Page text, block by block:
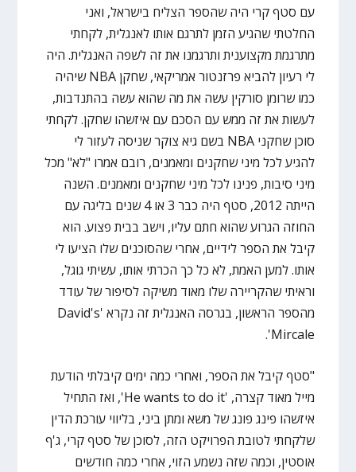
עם סטף קרי היה שהספר הצליח בישראל, ואני
החלטתי שהגיע הזמן לתרגם אותו לאנגלית, לקחתי
מתרגמת מקצוענית ותרגמנו את זה לשפה האנגלית. היה
לי רעיון להביא פרזנטור אמריקאי, שחקן NBA שיהיה
כמו שרומן סורקין עשה את מה שהוא עשה בהתנדבות,
לעשות את זה ממש עם הסכם עם איזשהו שחקן. לקחתי
סוכן שחקני NBA בשם גיא צוקר שניסה לעזור לי
להגיע לכל מיני שחקנים ומאמנים, רובם אמרו "לא" מכל
מיני סיבות, פנינו לכל מיני שחקנים ומאמנים. השנה
הייתה 2012, סטף היה כבר 3 או 4 שנים בליגה עם
החוזה הגרוע שהוא חתם עליו, וישב בבית פצוע. הוא
קיבל את הספר לידיים, אחרי שהסוכנים שלו הציעו לי
אותו. למען האמת, לא כל כך הכרתי אותו, עשיתי גוגל,
וראיתי שהקריירה שלו מאוד משיקה לסיפור של עודד
מהספר הראשון, בגרסה האנגלית זה נקרא 'David's
Mircale'.
"סטף קיבל את הספר, ואחרי כמה ימים קיבלתי הודעת
מייל מאוד קצרה, 'He wants to do it', ואז התחיל
איזשהו פינג פונג של משא ומתן ביני, בליווי עורכת הדין
שלקחתי לטובת הפרויקט הזה, לסוכן של סטף קרי, ג'ף
אוסטין, וכמה שזה נשמע הזוי, אחרי כמה חודשים